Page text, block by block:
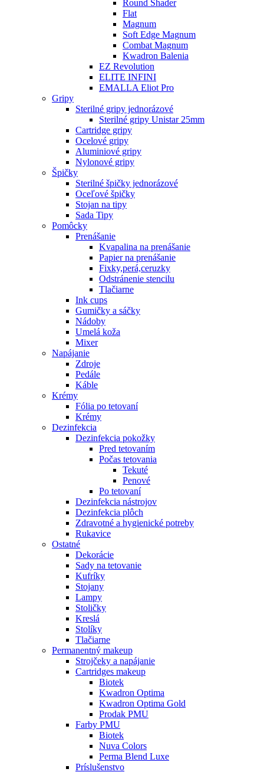
Round Shader
Flat
Magnum
Soft Edge Magnum
Combat Magnum
Kwadron Balenia
EZ Revolution
ELITE INFINI
EMALLA Eliot Pro
Gripy
Sterilné gripy jednorázové
Sterilné gripy Unistar 25mm
Cartridge gripy
Ocelové gripy
Aluminiové gripy
Nylonové gripy
Špičky
Sterilné špičky jednorázové
Oceľové špičky
Stojan na tipy
Sada Tipy
Pomôcky
Prenášanie
Kvapalina na prenášanie
Papier na prenášanie
Fixky,perá,ceruzky
Odstránenie stencilu
Tlačiarne
Ink cups
Gumičky a sáčky
Nádoby
Umelá koža
Mixer
Napájanie
Zdroje
Pedále
Káble
Krémy
Fólia po tetovaní
Krémy
Dezinfekcia
Dezinfekcia pokožky
Pred tetovaním
Počas tetovania
Tekuté
Penové
Po tetovaní
Dezinfekcia nástrojov
Dezinfekcia plôch
Zdravotné a hygienické potreby
Rukavice
Ostatné
Dekorácie
Sady na tetovanie
Kufríky
Stojany
Lampy
Stoličky
Kreslá
Stolíky
Tlačiarne
Permanentný makeup
Strojčeky a napájanie
Cartridges makeup
Biotek
Kwadron Optima
Kwadron Optima Gold
Prodak PMU
Farby PMU
Biotek
Nuva Colors
Perma Blend Luxe
Príslušenstvo